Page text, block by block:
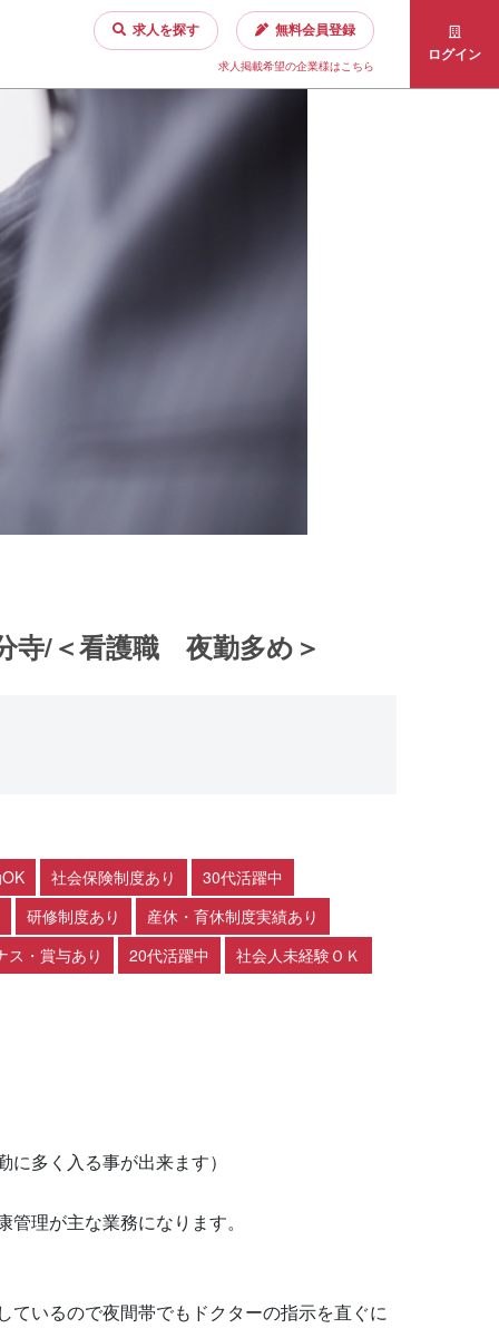
求人を探す 無料会員登録
求人掲載希望の企業様はこちら
ログイン
寺/＜看護職 夜勤多め＞
社会保険制度あり
30代活躍中
研修制度あり
産休・育休制度実績あり
ス・賞与あり
20代活躍中 社会人未経験ＯＫ
多く入る事が出来ます）
理が主な業務になります。
いるので夜間帯でもドクターの指示を直ぐに